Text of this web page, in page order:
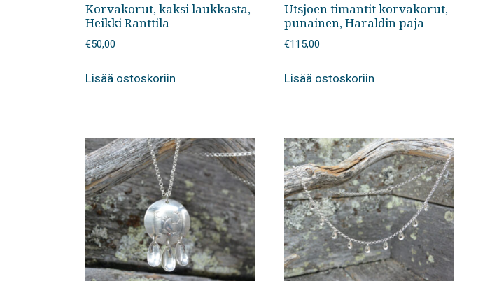
Korvakorut, kaksi laukkasta,
Heikki Ranttila
€50,00
Lisää ostoskoriin
Utsjoen timantit korvakorut,
punainen, Haraldin paja
€115,00
Lisää ostoskoriin